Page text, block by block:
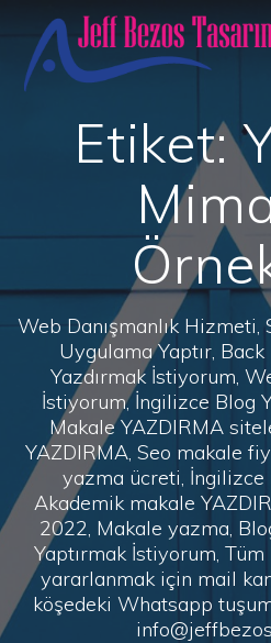
to
Etiket:
Web Danışmanlık
Uygulama Yaptır,
Yazdırmak İstiyorum,
İstiyorum, İngilizce Blog
Makale YAZDIRMA
YAZDIRMA, Seo makale
yazma ücreti, İngilizce
Akademik makale
2022, Makale yazma,
Yaptırmak İstiyorum,
yararlanmak için mail
köşedeki Whatsapp